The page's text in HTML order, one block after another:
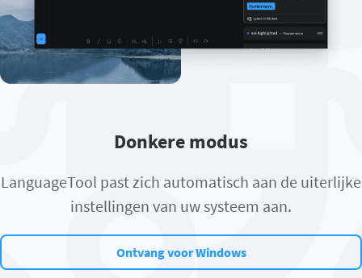
Donkere modus
LanguageTool past zich automatisch aan de uiterlijke
instellingen van uw systeem aan.
Ontvang voor Windows